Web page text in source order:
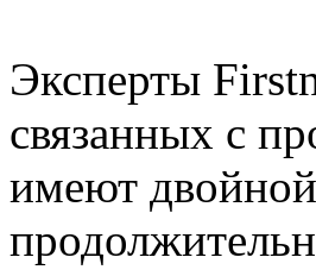
Эксперты
связанных с
имеют